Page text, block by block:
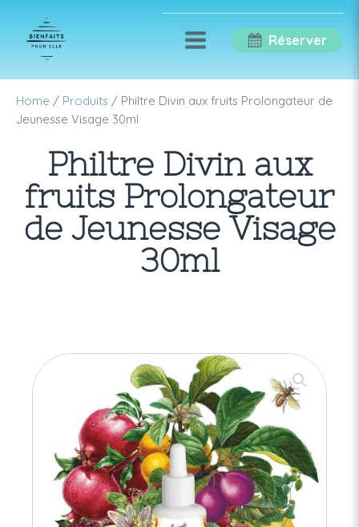
Réserver
Home / Produits / Philtre Divin aux fruits Prolongateur de
Jeunesse Visage 30ml
Philtre Divin aux
fruits Prolongateur
de Jeunesse Visage
30ml